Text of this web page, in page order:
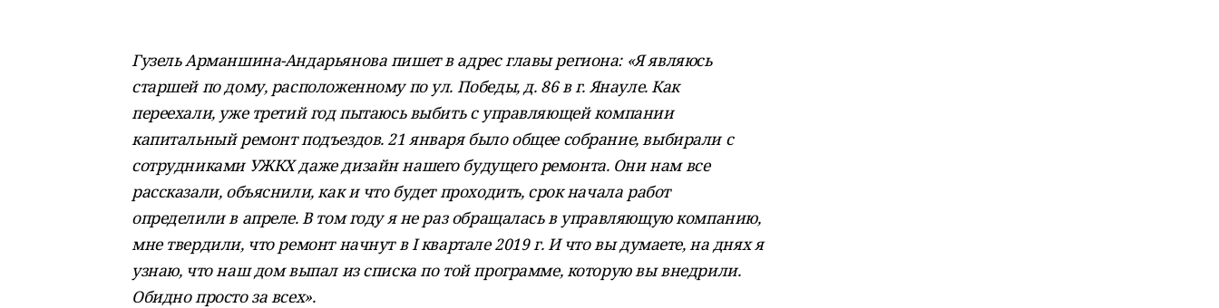
Гузель Арманшина-Андарьянова пишет в адрес главы региона: «Я являюсь
старшей по дому, расположенному по ул. Победы, д. 86 в г. Янауле. Как
переехали, уже третий год пытаюсь выбить с управляющей компании
капитальный ремонт подъездов. 21 января было общее собрание, выбирали с
сотрудниками УЖКХ даже дизайн нашего будущего ремонта. Они нам все
рассказали, объяснили, как и что будет проходить, срок начала работ
определили в апреле. В том году я не раз обращалась в управляющую компанию,
мне твердили, что ремонт начнут в I квартале 2019 г. И что вы думаете, на днях я
узнаю, что наш дом выпал из списка по той программе, которую вы внедрили.
Обидно просто за всех».